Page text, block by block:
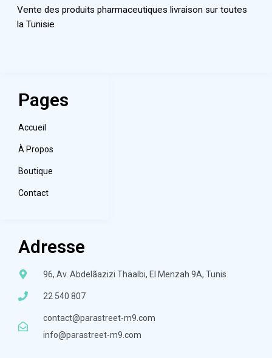
Vente des produits pharmaceutiques livraison sur toutes
la Tunisie
Pages
Accueil
À Propos
Boutique
Contact
Adresse
96, Av. Abdelãazizi Thäalbi, El Menzah 9A, Tunis
22 540 807
contact@parastreet-m9.com
info@parastreet-m9.com